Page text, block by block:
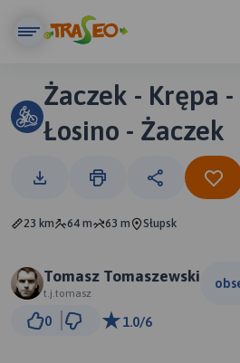
Żaczek - Krępa
Łosino - Żaczek
23 km 64 m 63 m Słupsk
Tomasz Tomaszewski
t.j.tomasz
0 1.0/6